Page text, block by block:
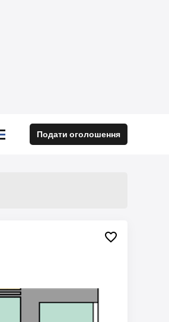
Подати оголошення
